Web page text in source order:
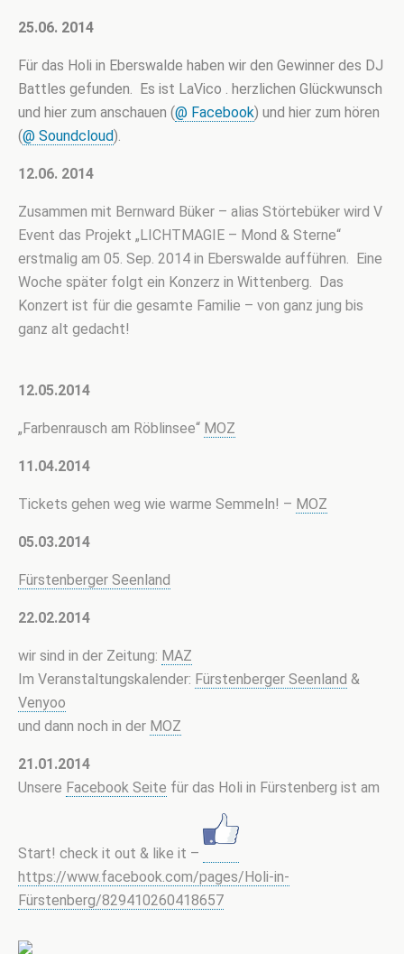
25.06. 2014
Für das Holi in Eberswalde haben wir den Gewinner des DJ
Battles gefunden. Es ist LaVico . herzlichen Glückwunsch
und hier zum anschauen (@ Facebook) und hier zum hören
(@ Soundcloud).
12.06. 2014
Zusammen mit Bernward Büker – alias Störtebüker wird V
Event das Projekt „LICHTMAGIE – Mond & Sterne“
erstmalig am 05. Sep. 2014 in Eberswalde aufführen. Eine
Woche später folgt ein Konzerz in Wittenberg. Das
Konzert ist für die gesamte Familie – von ganz jung bis
ganz alt gedacht!
12.05.2014
„Farbenrausch am Röblinsee“ MOZ
11.04.2014
Tickets gehen weg wie warme Semmeln! – MOZ
05.03.2014
Fürstenberger Seenland
22.02.2014
wir sind in der Zeitung: MAZ
Im Veranstaltungskalender: Fürstenberger Seenland &
Venyoo
und dann noch in der MOZ
21.01.2014
Unsere Facebook Seite für das Holi in Fürstenberg ist am
Start! check it out & like it –
https://www.facebook.com/pages/Holi-in-
Fürstenberg/829410260418657